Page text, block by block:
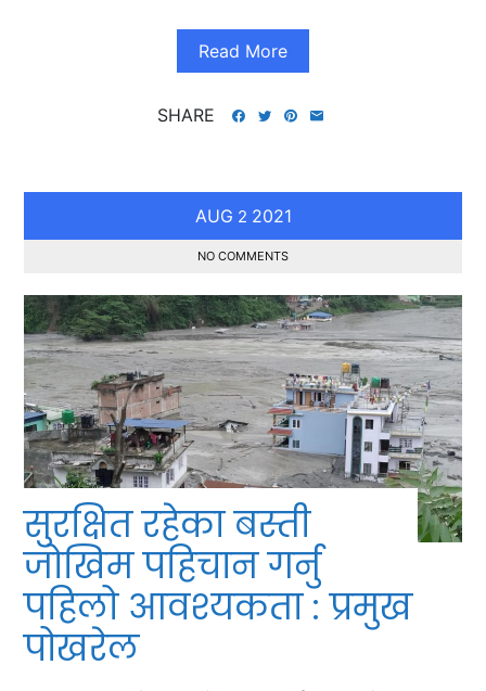
Read More
SHARE
AUG 2 2021
NO COMMENTS
सुरक्षित रहेका बस्ती
जोखिम पहिचान गर्नु
पहिलो आवश्यकता : प्रमुख
पोखरेल